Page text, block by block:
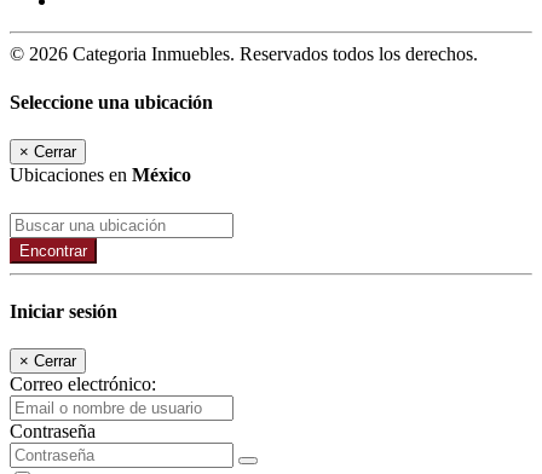
© 2026 Categoria Inmuebles. Reservados todos los derechos.
Seleccione una ubicación
× Cerrar
Ubicaciones en México
Encontrar
Iniciar sesión
× Cerrar
Correo electrónico:
Contraseña